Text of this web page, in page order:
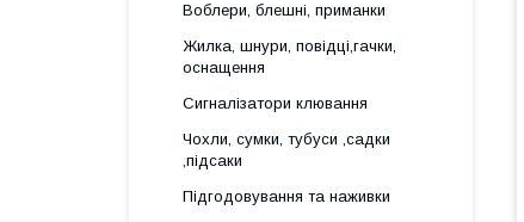
Воблери, блешні, приманки
Жилка, шнури, повідці,гачки,
оснащення
Сигналізатори клювання
Чохли, сумки, тубуси ,садки
,підсаки
Підгодовування та наживки